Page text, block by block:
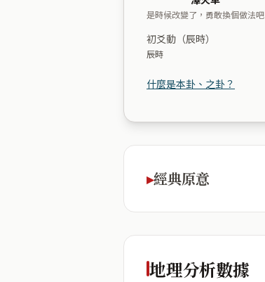
是時候改變了，勇敢換個做法吧
初爻動（辰時）
辰時
什麼是本卦、之卦？
經典原意
地理分析數據